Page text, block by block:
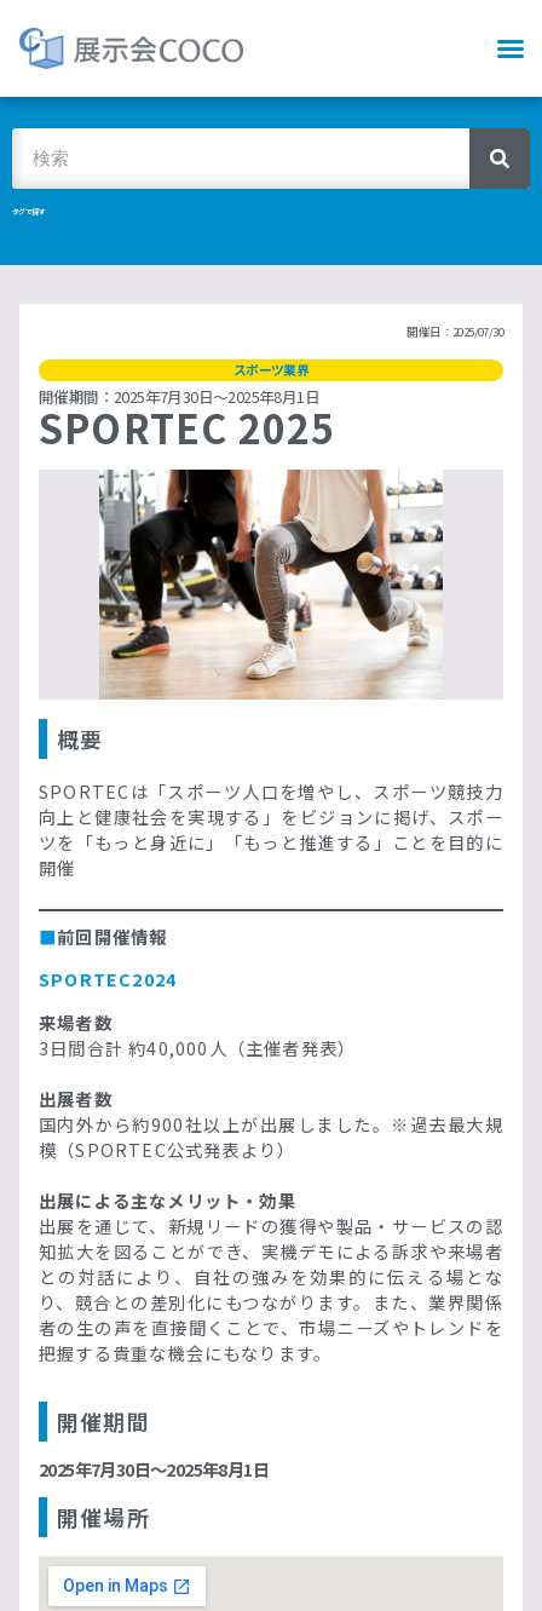
タグで探す
開催日：2025/07/30
スポーツ業界
開催期間：2025年7月30日〜2025年8月1日
SPORTEC 2025
概要
SPORTECは「スポーツ人口を増やし、スポーツ競技力
向上と健康社会を実現する」をビジョンに掲げ、スポー
ツを「もっと身近に」「もっと推進する」ことを目的に
開催
■前回開催情報
SPORTEC2024
来場者数
3日間合計 約40,000人（主催者発表）
出展者数
国内外から約900社以上が出展しました。※過去最大規
模（SPORTEC公式発表より）
出展による主なメリット・効果
出展を通じて、新規リードの獲得や製品・サービスの認
知拡大を図ることができ、実機デモによる訴求や来場者
との対話により、自社の強みを効果的に伝える場とな
り、競合との差別化にもつながります。また、業界関係
者の生の声を直接聞くことで、市場ニーズやトレンドを
把握する貴重な機会にもなります。
開催期間
2025年7月30日〜2025年8月1日
開催場所